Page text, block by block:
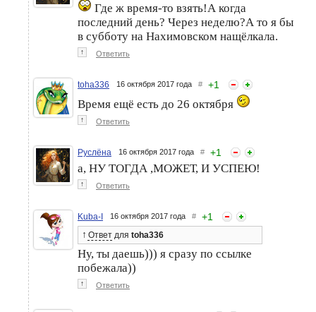
Где ж время-то взять!А когда
последний день? Через неделю?А то я бы
в субботу на Нахимовском нащёлкала.
↑ Ответить
toha336 16 октября 2017 года # +1
Время ещё есть до 26 октября
↑ Ответить
Руслёна 16 октября 2017 года # +1
а, НУ ТОГДА ,МОЖЕТ, И УСПЕЮ!
↑ Ответить
Kuba-I 16 октября 2017 года # +1
↑ Ответ для toha336
Ну, ты даешь))) я сразу по ссылке
побежала))
↑ Ответить